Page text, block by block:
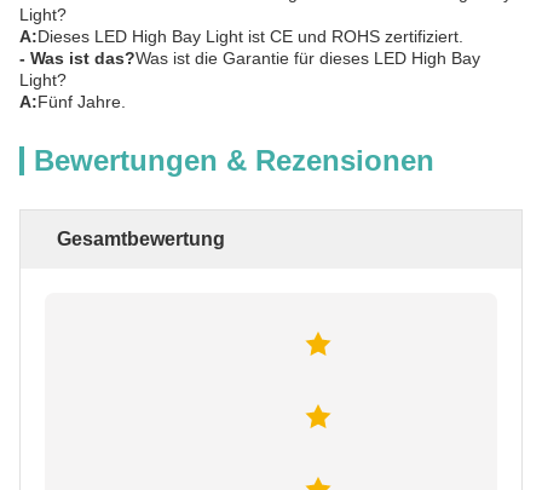
Light?
A:Dieses LED High Bay Light ist CE und ROHS zertifiziert.
- Was ist das?Was ist die Garantie für dieses LED High Bay
Light?
A:Fünf Jahre.
Bewertungen & Rezensionen
Gesamtbewertung